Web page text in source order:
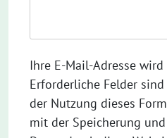
Ihre E-Mail-Adresse
Erforderliche Felder
der Nutzung dieses
mit der Speicherung